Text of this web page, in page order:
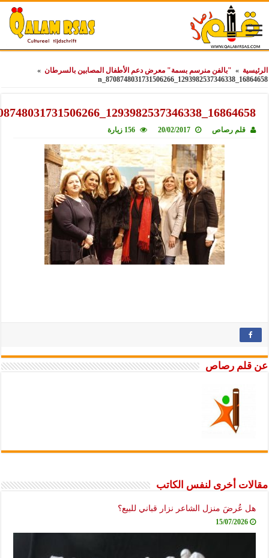
» "بالفن منرسم بسمة" معرض دعم الأطفال المصابين بالسرطان »
رصاص 20/02/2017 156 زيارة
رصاص
أخرى لنفس الكاتب
منزل الشاعر نزار قباني للبيع؟
15/07/